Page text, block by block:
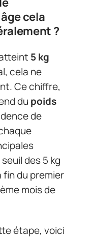
cela
?
5 kg
cela ne
Ce chiffre,
du poids
de
des 5 kg
du premier
mois de
étape, voici